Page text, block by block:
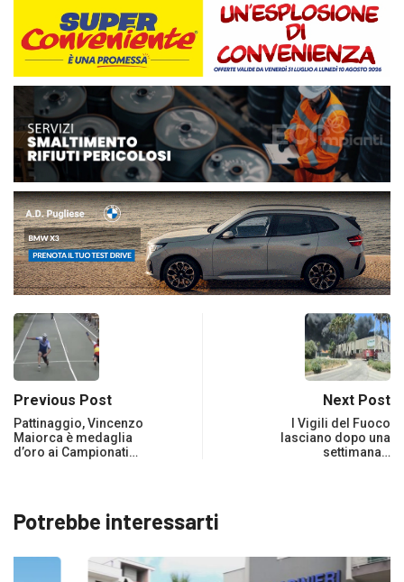
Previous Post
Pattinaggio, Vincenzo
Maiorca è medaglia
d’oro ai Campionati…
Next Post
I Vigili del Fuoco
lasciano dopo una
settimana…
Potrebbe interessarti